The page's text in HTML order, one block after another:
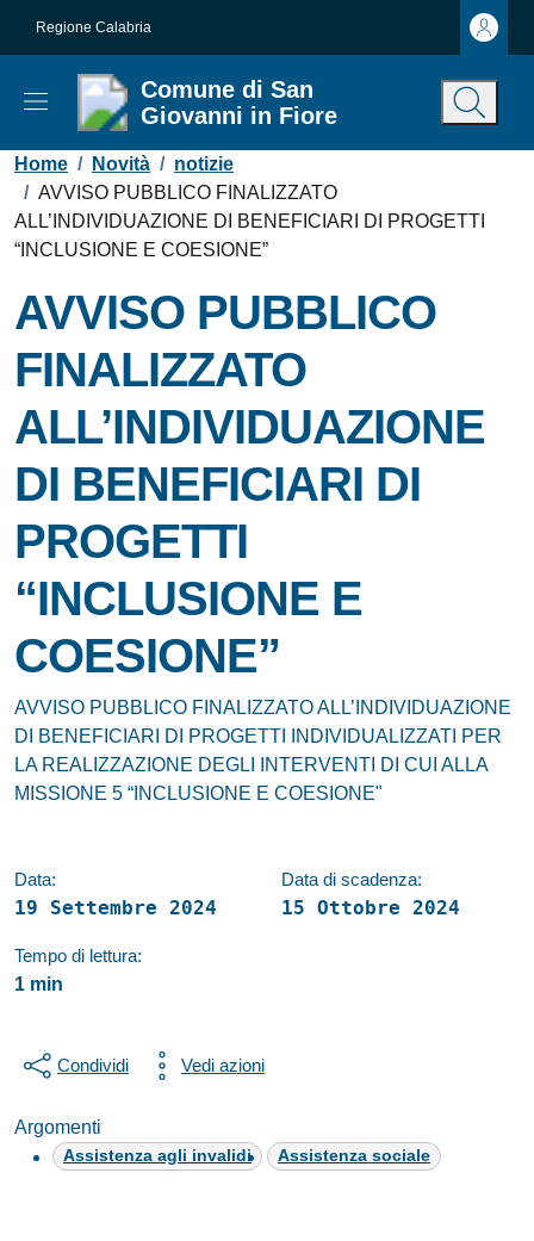
Regione Calabria
Comune di San
Giovanni in Fiore
Contenuti in evidenza
Home / Novità / notizie
/ AVVISO PUBBLICO FINALIZZATO
ALL’INDIVIDUAZIONE DI BENEFICIARI DI PROGETTI
“INCLUSIONE E COESIONE”
AVVISO PUBBLICO
FINALIZZATO
ALL’INDIVIDUAZIONE
DI BENEFICIARI DI
PROGETTI
“INCLUSIONE E
COESIONE”
Dettagli della notizia
AVVISO PUBBLICO FINALIZZATO ALL’INDIVIDUAZIONE
DI BENEFICIARI DI PROGETTI INDIVIDUALIZZATI PER
LA REALIZZAZIONE DEGLI INTERVENTI DI CUI ALLA
MISSIONE 5 “INCLUSIONE E COESIONE"
Data:
19 Settembre 2024
Data di scadenza:
15 Ottobre 2024
Tempo di lettura:
1 min
Condividi Vedi azioni
Argomenti
Assistenza agli invalidi Assistenza sociale